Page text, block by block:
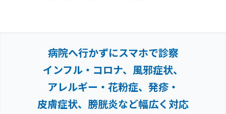
病院へ行かずにスマホで診察
インフル・コロナ、風邪症状、
アレルギー・花粉症、 発疹・
皮膚症状、膀胱炎など幅広く対応